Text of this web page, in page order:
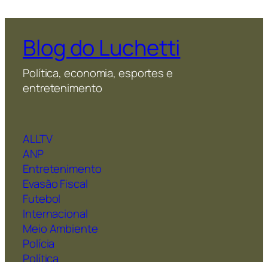
Blog do Luchetti
Política, economia, esportes e
entretenimento
ALLTV
ANP
Entretenimento
Evasão Fiscal
Futebol
Internacional
Meio Ambiente
Polícia
Política